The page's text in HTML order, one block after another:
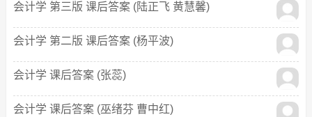
会计学 第三版 课后答案 (陆正飞 黄慧馨)
会计学 第二版 课后答案 (杨平波)
会计学 课后答案 (张蕊)
会计学 课后答案 (巫绪芬 曹中红)